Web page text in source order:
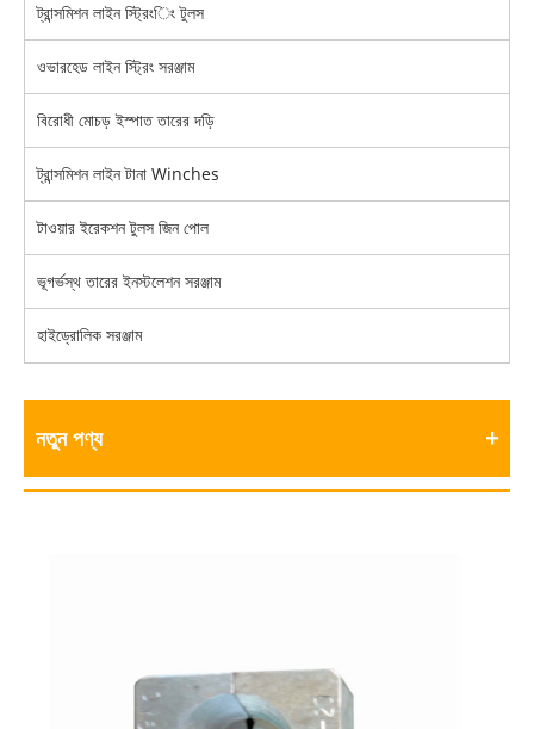
ট্রান্সমিশন লাইন স্ট্রিংিং টুলস
ওভারহেড লাইন স্ট্রিং সরঞ্জাম
বিরোধী মোচড় ইস্পাত তারের দড়ি
ট্রান্সমিশন লাইন টানা Winches
টাওয়ার ইরেকশন টুলস জিন পোল
ভূগর্ভস্থ তারের ইনস্টলেশন সরঞ্জাম
হাইড্রোলিক সরঞ্জাম
নতুন পণ্য